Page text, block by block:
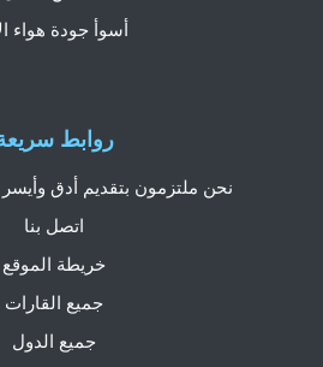
روابط
نحن ملتزمون بتقديم أدق وأيسر
اتصل بنا
خريطة الموقع
جميع القارات
جميع الدول
أسوأ جودة هواء